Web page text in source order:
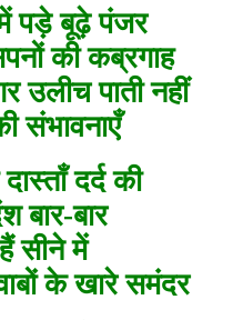
पड़े बूढ़े पंजर
की कब्रगाह
उलीच पाती नहीं
संभावनाएँ
दर्द की
बार-बार
सीने में
के खारे समंदर